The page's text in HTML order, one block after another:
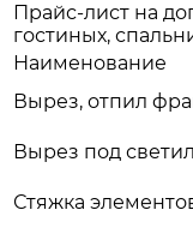
Прайс-лист на
гостиных,
Наименование
Вырез, отпил
Вырез под
Стяжка